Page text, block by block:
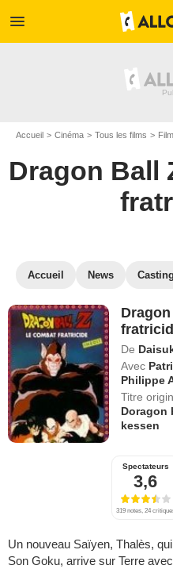
menu
Accueil Cinéma Tous les films
Dragon Ball
Accueil News Casting
De
Avec
Philippe
Titre
Doragon
kessen
Spectateurs
3,6
319 notes, 24
Un nouveau Saïyen, Thalès,
Son Goku, arrive sur Terre